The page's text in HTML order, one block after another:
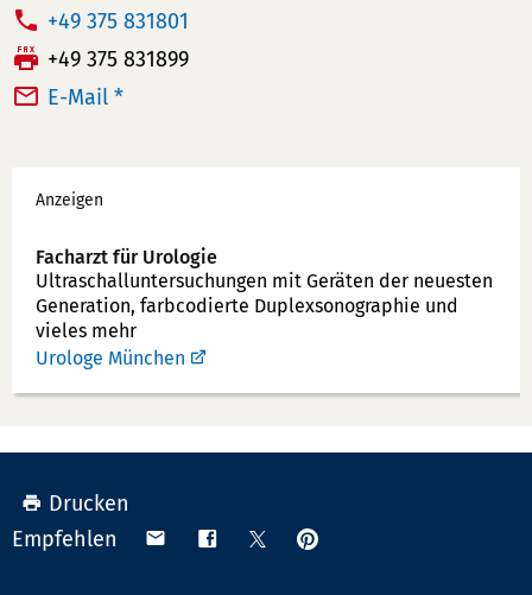
T
e
l
n
u
m
m
e
r:
+49 375 831801
F
a
+49 375 831899
E-Mail *
Werbung
Anzeigen
Facharzt für Urologie
Ultraschallunter­suchungen mit Geräten der neuesten
Generation, farbcodierte Duplex­sonographie und
vieles mehr
Urologe München
Drucken
Empfehlen
Teilen Teilen TeilenAnpinnen
auf